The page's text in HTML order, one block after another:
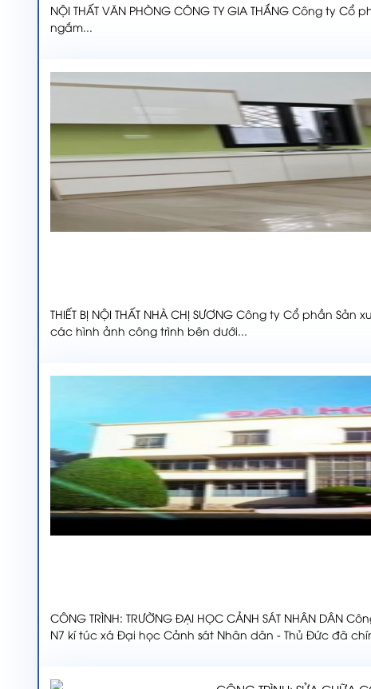
NỘI THẤT VĂN PHÒNG CÔNG TY GIA THẮNG Công
ngắm...
THIẾT BỊ NỘI THẤT NHÀ CHỊ SƯƠNG Công ty Cổ phần
các hình ảnh công trình bên dưới...
CÔNG TRÌNH: TRƯỜNG ĐẠI HỌC CẢNH SÁT NHÂN
N7 kí túc xá Đại học Cảnh sát Nhân dân - Thủ Đức đã